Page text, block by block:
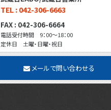
TEL : 042-306-6663
FAX : 042-306-6664
電話受付時間 9：00～18：00
定休日 土曜・日曜・祝日
メールで問い合わせる